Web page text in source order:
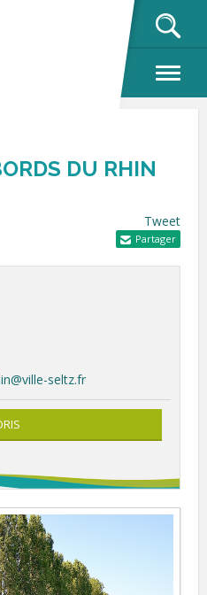
DU RHIN
Tweet
Partager
seltz.fr